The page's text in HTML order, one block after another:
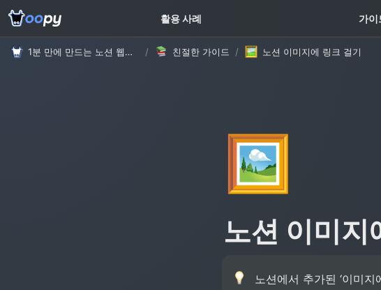
활용 사례 가이
1분 만에 만드는 노션 웹사이트, 우피! / 친절한 가이드 / 노션 이미지에 링크 걸기
고객 가이드 꿀팁
🖼️
노션 이미지
노션에서 추가된 ‘이미